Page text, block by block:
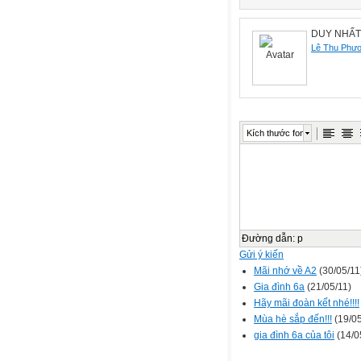
DUY
Lê Thu
Kích thước font
Đường dẫn: p
Gửi ý kiến
Mãi nhớ về A2 (30/05/
Gia đình 6a (21/05/11)
Hãy mãi đoàn kết nhé!!!!
Mùa hè sắp đến!!! (19/
gia đình 6a của tôi (14/